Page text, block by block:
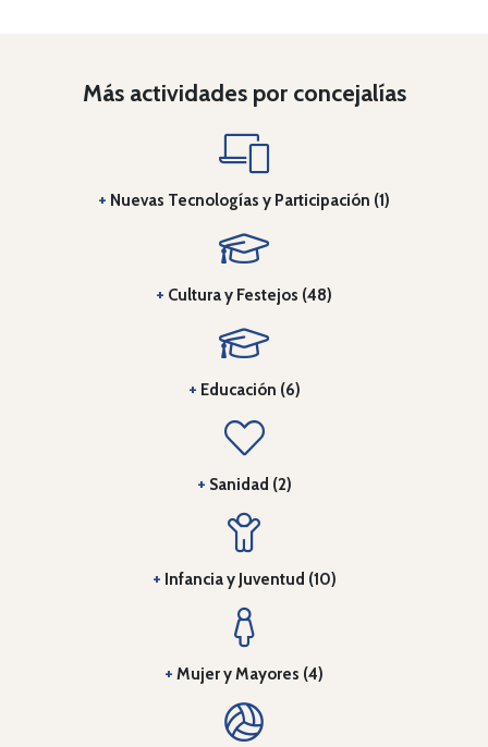
Más actividades por concejalías
+ Nuevas Tecnologías y Participación (1)
+ Cultura y Festejos (48)
+ Educación (6)
+ Sanidad (2)
+ Infancia y Juventud (10)
+ Mujer y Mayores (4)